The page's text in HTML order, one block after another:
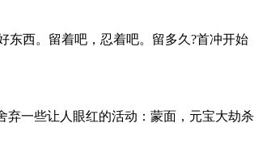
。留着吧，忍着吧。留多久?首冲开始
些让人眼红的活动：蒙面，元宝大劫